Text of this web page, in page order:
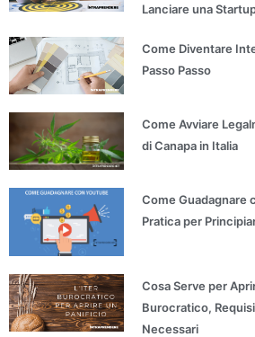
Lanciare una
Come Diventare
Passo Passo
Come Avviare
di Canapa in Italia
Come Guadagnare
Pratica per
Cosa Serve per
Burocratico,
Necessari